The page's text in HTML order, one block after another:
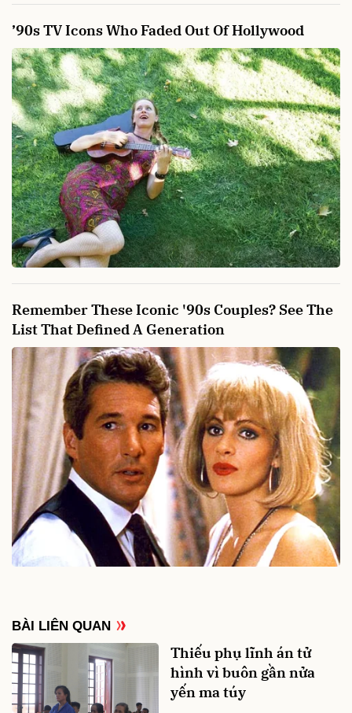
BÀI LIÊN QUAN
Thiếu phụ lĩnh án tử
hình vì buôn gần nửa
yến ma túy